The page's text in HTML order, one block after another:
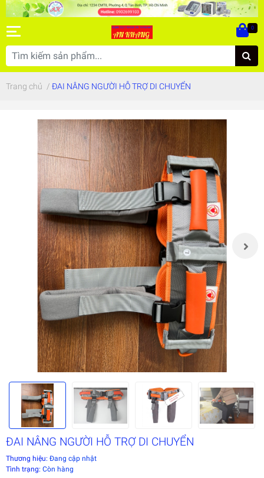
0
Trang chủ / ĐAI NÂNG NGƯỜI HỖ TRỢ DI CHUYỂN
ĐAI NÂNG NGƯỜI HỖ TRỢ DI CHUYỂN
Thương hiệu: Đang cập nhật
Tình trạng: Còn hàng